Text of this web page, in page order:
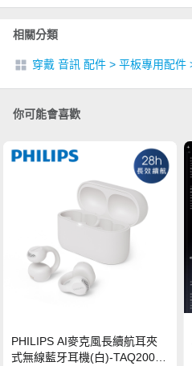
相關分類
穿戴 音訊 配件 > 平板專用配件
你可能會喜歡
PHILIPS AI麥克風長續航耳夾
式無線藍牙耳機(白)-TAQ2000